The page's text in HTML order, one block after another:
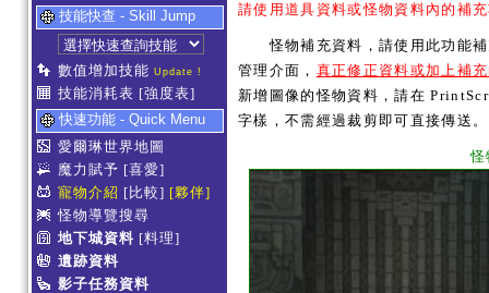
技能快查 - Skill Jump
數值增加技能 Update !
技能消耗表 [強度表]
快速功能 - Quick Menu
愛爾琳世界地圖
魔力賦予 [喜愛]
寵物介紹 [比較] [夥伴]
怪物導覽搜尋
地下城資料 [料理]
遺跡資料
影子任務資料
請使用道具資料或怪物資料內的補
怪物補充資料，請使用此功能補
管理介面， 真正修正資料或加上補
新增圖像的怪物資料，請在
字樣，不需經過裁剪即可直接傳送。
怪